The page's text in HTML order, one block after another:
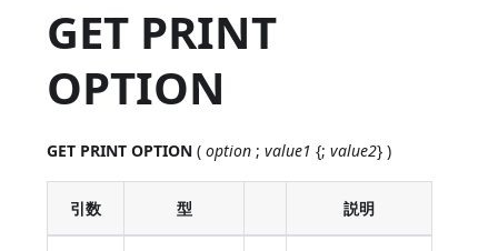
GET PRINT
OPTION
GET PRINT OPTION (option ;value1 {;value2} )
引数 型 説明